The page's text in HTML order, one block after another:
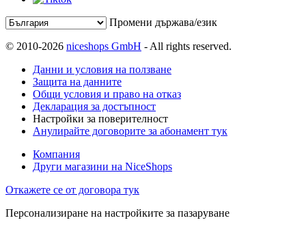
Промени държава/език
© 2010-2026 niceshops GmbH - All rights reserved.
Данни и условия на ползване
Защита на данните
Общи условия и право на отказ
Декларация за достъпност
Настройки за поверителност
Анулирайте договорите за абонамент тук
Компания
Други магазини на NiceShops
Откажете се от договора тук
Персонализиране на настройките за пазаруване